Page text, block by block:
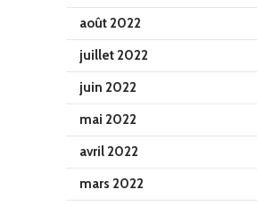
août 2022
juillet 2022
juin 2022
mai 2022
avril 2022
mars 2022